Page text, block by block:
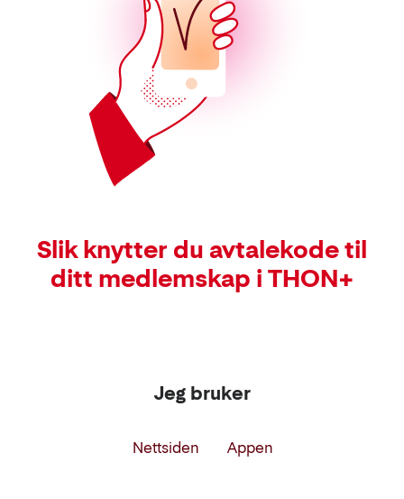
Slik knytter du avtalekode til
ditt medlemskap i THON+
Jeg bruker
Nettsiden Appen